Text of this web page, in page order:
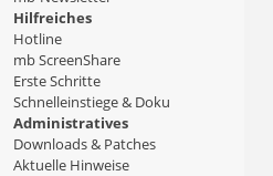
Hilfreiches
Hotline
mb ScreenShare
Erste Schritte
Schnelleinstiege & Doku
Administratives
Downloads & Patches
Aktuelle Hinweise